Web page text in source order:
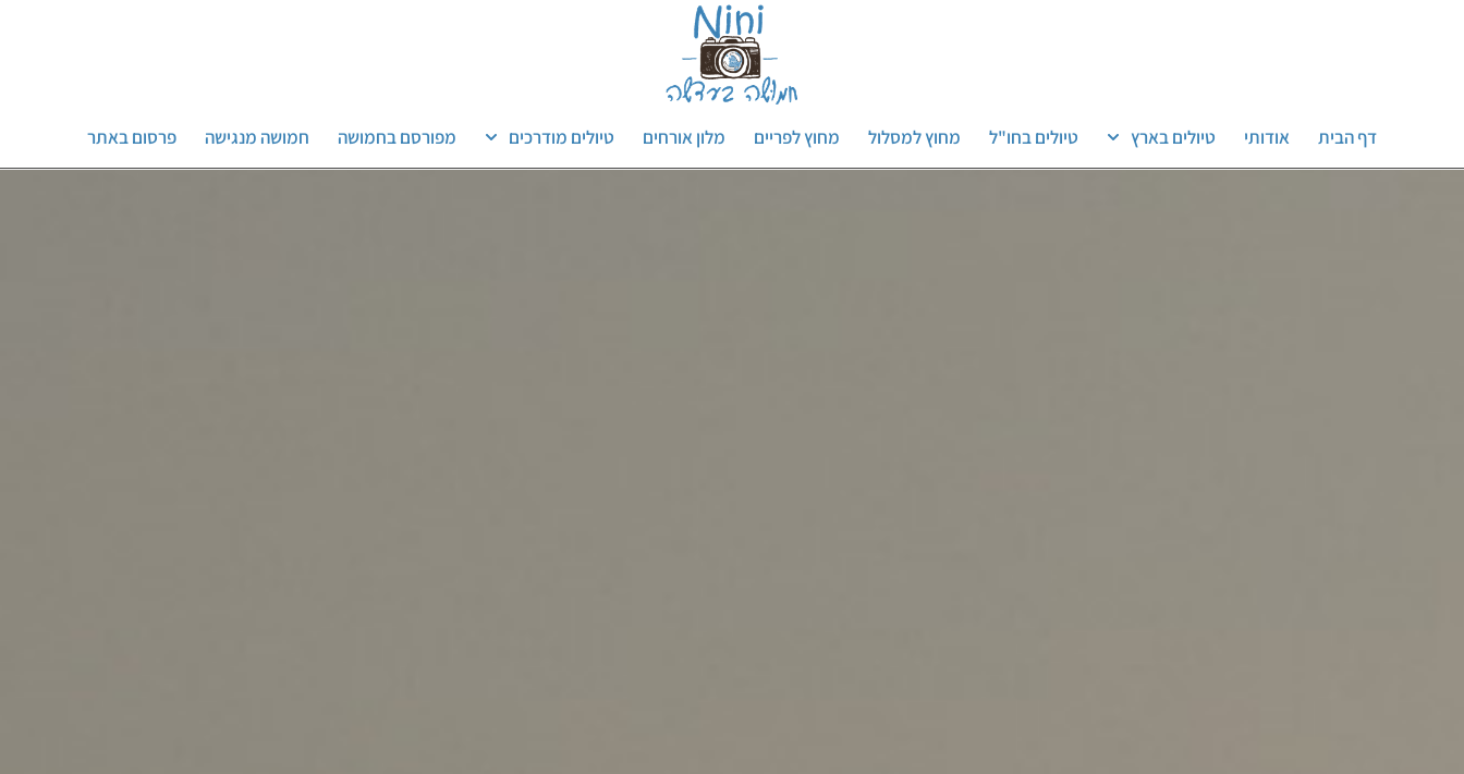
דף הבית אודותי טיולים בארץ טיולים בחו"ל מחוץ למסלול מחוץ לפריים מלון אורחים טיולים מודרכים מפורסם בחמושה חמושה מנגישה פרסום באתר